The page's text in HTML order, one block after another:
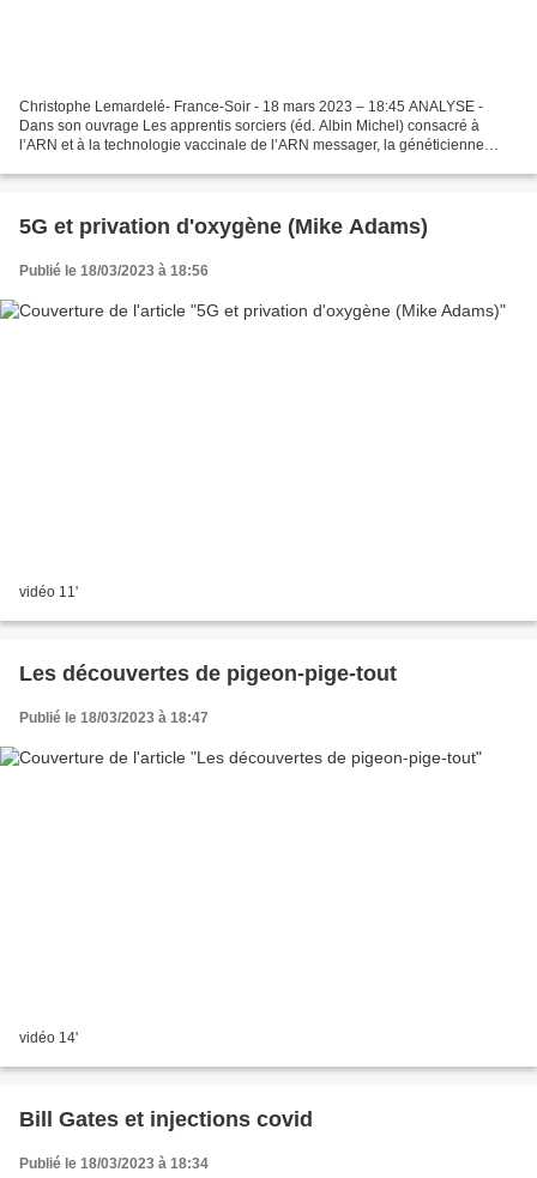
Christophe Lemardelé- France-Soir - 18 mars 2023 – 18:45 ANALYSE -
Dans son ouvrage Les apprentis sorciers (éd. Albin Michel) consacré à
l’ARN et à la technologie vaccinale de l’ARN messager, la généticienne
5G et privation d'oxygène (Mike Adams)
Publié le 18/03/2023 à 18:56
vidéo 11'
Les découvertes de pigeon-pige-tout
Publié le 18/03/2023 à 18:47
vidéo 14'
Bill Gates et injections covid
Publié le 18/03/2023 à 18:34